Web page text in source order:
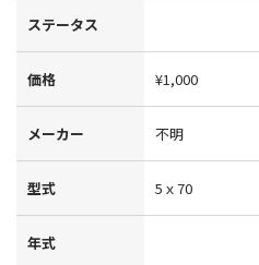
ステータス
価格 ¥1,000
メーカー 不明
型式 5ｘ70
年式